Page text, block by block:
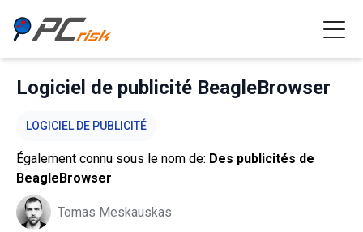
Logiciel de publicité BeagleBrowser
LOGICIEL DE PUBLICITÉ
Également connu sous le nom de: Des publicités de
BeagleBrowser
Tomas Meskauskas